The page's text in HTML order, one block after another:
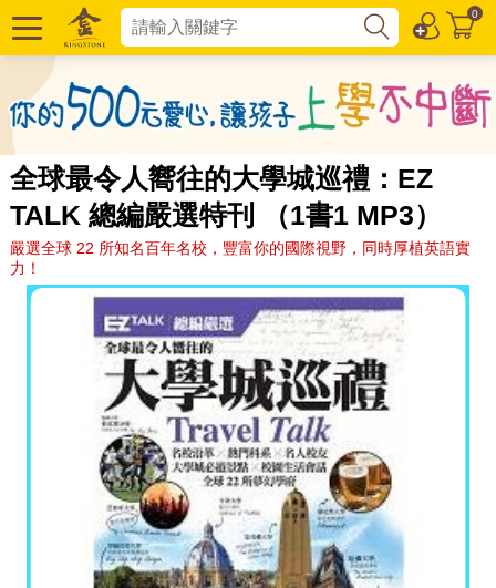
0
全球最令人嚮往的大學城巡禮：EZ
TALK 總編嚴選特刊 （1書1 MP3）
嚴選全球 22 所知名百年名校，豐富你的國際視野，同時厚植英語實
力！